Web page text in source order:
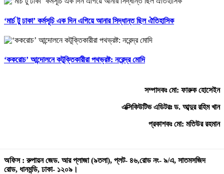
‘মার্চ টু ঢাকা’ কর্মসূচি এক দিন এগিয়ে আনার সিদ্ধান্ত ছিল ঐতিহাসিক
‘ককরোচ’ আন্দোলনে কটূক্তিকারীরা পথভ্রষ্ট: নরেন্দ্র মোদি
সম্পাদকঃ মো: ফারুক হোসেইন
এক্সিকিউটিভ এডিটরঃ ড. আব্দুর রহিম খান
প্রকাশকঃ মো: মতিউর রহমান
অফিস : রুপায়ন জেড. আর প্লাজা (৯তলা), প্লট- ৪৬,রোড নং- ৯/এ, সাতমসজিদ
রোড, ধানমন্ডি, ঢাকা- ১২০৯।